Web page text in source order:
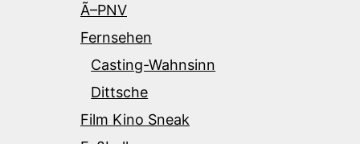
Ã–PNV
Fernsehen
Casting-Wahnsinn
Dittsche
Film Kino Sneak